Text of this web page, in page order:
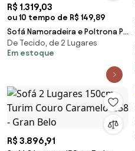
R$ 1.319,03
ou 10 tempo de R$ 149,89
Sofá Namoradeira e Poltrona Pé
de Ferro Preto Marisa Corano -
Nozes
De Tecido, de 2 Lugares
Em estoque
R$ 3.896,91